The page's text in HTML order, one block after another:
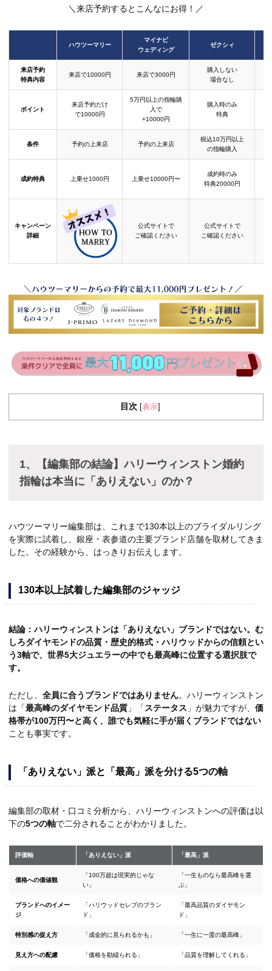
＼来店予約するとこんなにお得！／
ハウツーマリー
マイナビ
ウェディング
ゼクシィ
来店予約
特典内容
来店で10000円 来店で3000円
購入しない
場合なし
ポイント
来店予約だけ
で10000円
5万円以上の指輪購
入で
+10000円
購入時のみ
特典
条件 予約の上来店 予約の上来店
税込10万円以上
の指輪購入
成約特典 上乗せ1000円 上乗せ10000円〜
成約時のみ
特典20000円
キャンペーン
詳細
公式サイトで
ご確認ください
公式サイトで
ご確認ください
目次 [表示]
1、【編集部の結論】ハリーウィンストン婚約
指輪は本当に「ありえない」のか？
ハウツーマリー編集部は、これまで130本以上のブライダルリング
を実際に試着し、銀座・表参道の主要ブランド店舗を取材してきま
した。その経験から、はっきりお伝えします。
130本以上試着した編集部のジャッジ
結論：ハリーウィンストンは「ありえない」ブランドではない。む
しろダイヤモンドの品質・歴史的格式・ハリウッドからの信頼とい
う3軸で、世界5大ジュエラーの中でも最高峰に位置する選択肢で
す。
ただし、 全員に合うブランドではありません。ハリーウィンストン
は「最高峰のダイヤモンド品質 」「 ステータス 」が魅力ですが、 価
格帯が100万円〜と高く、誰でも気軽に手が届くブランドではない
ことも事実です。
「ありえない」派と「最高」派を分ける5つの軸
編集部の取材・口コミ分析から、ハリーウィンストンへの評価は以
下の5つの軸で二分されることがわかりました。
評価軸 「ありえない」派 「最高」派
価格への価値観
「100万超は現実的じゃな
い」
「一生ものなら最高峰を選
ぶ」
ブランドへのイメー
ジ
「ハリウッドセレブのブラン
ド」
「最高品質のダイヤモン
ド」
特別感の捉え方 「成金的に見られるかも」 「一生に一度の最高峰」
見え方への配慮 「価格を勘繰られる」 「品質を理解してくれる」